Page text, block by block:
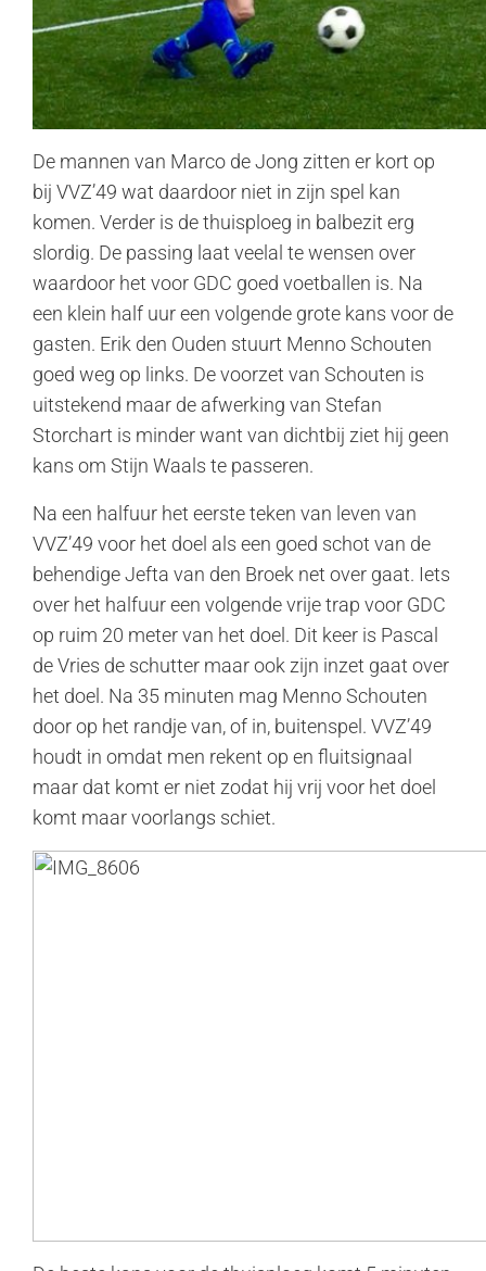
De mannen van Marco de Jong zitten er kort op
bij VVZ’49 wat daardoor niet in zijn spel kan
komen. Verder is de thuisploeg in balbezit erg
slordig. De passing laat veelal te wensen over
waardoor het voor GDC goed voetballen is. Na
een klein half uur een volgende grote kans voor de
gasten. Erik den Ouden stuurt Menno Schouten
goed weg op links. De voorzet van Schouten is
uitstekend maar de afwerking van Stefan
Storchart is minder want van dichtbij ziet hij geen
kans om Stijn Waals te passeren.
Na een halfuur het eerste teken van leven van
VVZ’49 voor het doel als een goed schot van de
behendige Jefta van den Broek net over gaat. Iets
over het halfuur een volgende vrije trap voor GDC
op ruim 20 meter van het doel. Dit keer is Pascal
de Vries de schutter maar ook zijn inzet gaat over
het doel. Na 35 minuten mag Menno Schouten
door op het randje van, of in, buitenspel. VVZ’49
houdt in omdat men rekent op en fluitsignaal
maar dat komt er niet zodat hij vrij voor het doel
komt maar voorlangs schiet.